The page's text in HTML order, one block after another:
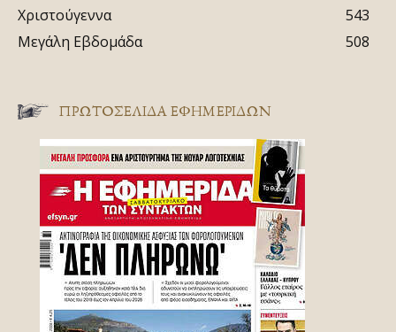
Χριστούγεννα
543
Μεγάλη Εβδομάδα
508
ΠΡΩΤΟΣΈΛΙΔΑ ΕΦΗΜΕΡΊΔΩΝ